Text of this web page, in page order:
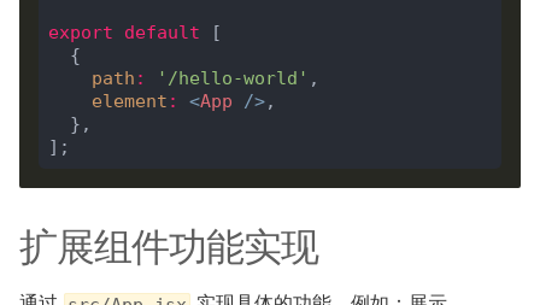
export default
path : '/hello-world'
element : <App />
扩展组件功能实现